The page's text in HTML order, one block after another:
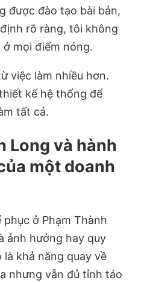
được đào tạo bài bản,
rõ ràng, tôi không
mọi điểm nóng.
việc làm nhiều hơn.
kế hệ thống để
tất cả.
Long và hành
một doanh
ở Phạm Thành
ảnh hưởng hay quy
khả năng quay về
nhưng vẫn đủ tỉnh táo